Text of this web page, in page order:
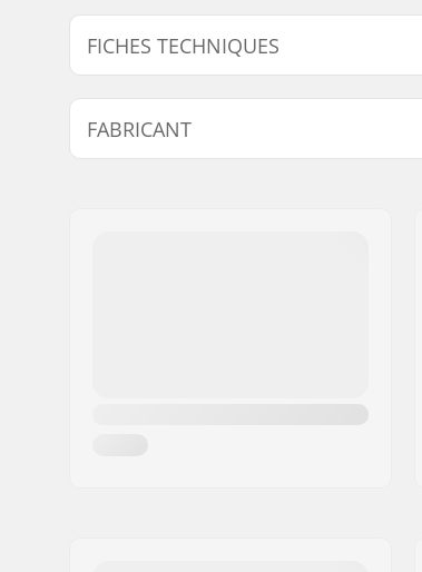
8" - Clown
8" (20.3cm)
FICHES TECHNIQUES
Matériel du deck:
Matériau supplémentaire:
FABRICANT